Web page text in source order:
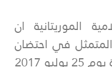
الموريتانية ان
في احتضان
القمة 27 لجامعة الدول العربية يوم 25 يوليو 2017